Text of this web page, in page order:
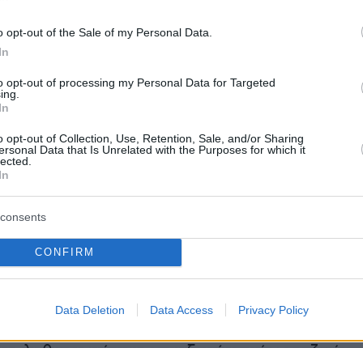
opt-out of the Sale of my Personal Data.
opt-out of processing my Personal Data for Targeted
opt-out of Collection, Use, Retention, Sale, and/or Sharing
Data that Is Unrelated with the Purposes for which it
CONFIRM
Data Deletion Data Access Privacy Policy
(ΕΛ.Α.Σ.): Χρειάζεται κοινωνική αναδιανομή -
συμπολίτες μας πρέπει να φορολογηθούν για να
83GQpwR17v
(@ellada24)
του αναπληρωτή εκπροσώπου Τύπου της
στη συζήτηση για την ακρίβεια, όπου το
Τσίπρα υποστηρίζει ότι οι αυξήσεις